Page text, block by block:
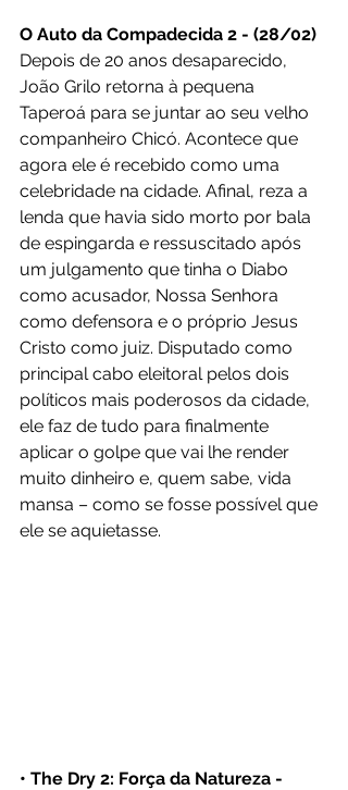
O Auto da Compadecida 2 - (28/02)
Depois de 20 anos desaparecido,
João Grilo retorna à pequena
Taperoá para se juntar ao seu velho
companheiro Chicó. Acontece que
agora ele é recebido como uma
celebridade na cidade. Afinal, reza a
lenda que havia sido morto por bala
de espingarda e ressuscitado após
um julgamento que tinha o Diabo
como acusador, Nossa Senhora
como defensora e o próprio Jesus
Cristo como juiz. Disputado como
principal cabo eleitoral pelos dois
políticos mais poderosos da cidade,
ele faz de tudo para finalmente
aplicar o golpe que vai lhe render
muito dinheiro e, quem sabe, vida
mansa – como se fosse possível que
ele se aquietasse.
• The Dry 2: Força da Natureza -